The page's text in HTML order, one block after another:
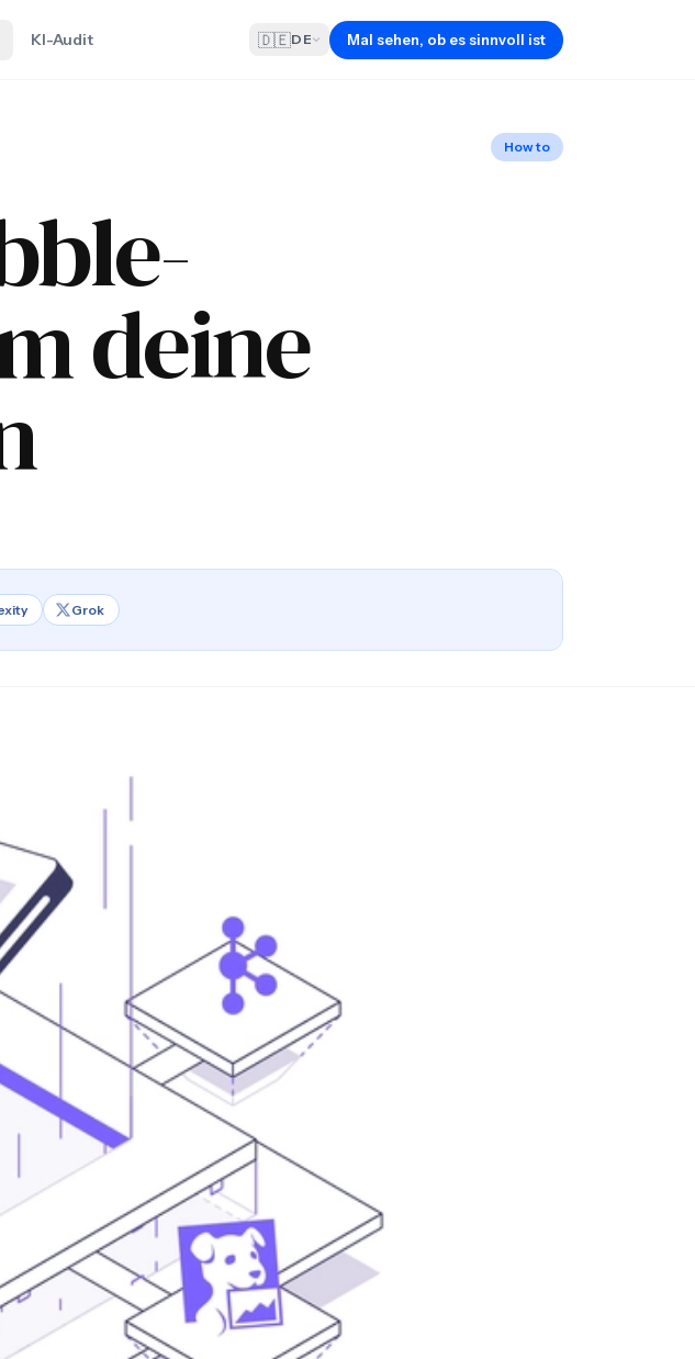
KI-Audit 🇩🇪DE Mal sehen, ob es sinnvoll ist
How to
deine
Grok